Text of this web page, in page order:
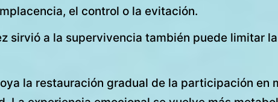
el control o la evitación.
sirvió a la supervivencia también puede limitar
la restauración gradual de la participación en